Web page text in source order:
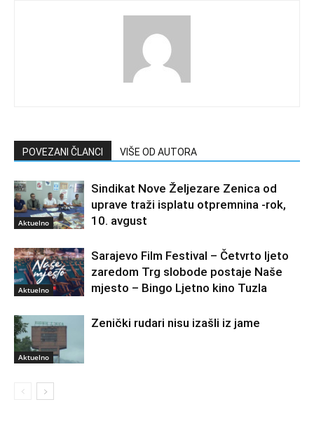
POVEZANI ČLANCI VIŠE OD AUTORA
Aktuelno
Sindikat Nove Željezare Zenica od
uprave traži isplatu otpremnina -rok,
10. avgust
Aktuelno
Sarajevo Film Festival – Četvrto ljeto
zaredom Trg slobode postaje Naše
mjesto – Bingo Ljetno kino Tuzla
Aktuelno
Zenički rudari nisu izašli iz jame